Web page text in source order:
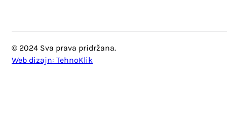
© 2024 Sva prava pridržana.
Web dizajn: TehnoKlik